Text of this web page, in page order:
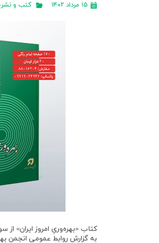
۱۵ مرداد ۱۴۰۲ کتب و
کتاب «بهره‌وریِ امروز ایران»